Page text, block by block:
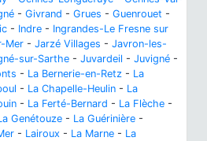
- Givrand - Grues - Guenrouet -
- Indre - Ingrandes-Le Fresne sur
Mer - Jarzé Villages - Javron-les-
sur-Sarthe - Juvardeil - Juvigné -
- La Bernerie-en-Retz - La
- La Chapelle-Heulin - La
- La Ferté-Bernard - La Flèche -
Genétouze - La Guérinière -
- Lairoux - La Marne - La